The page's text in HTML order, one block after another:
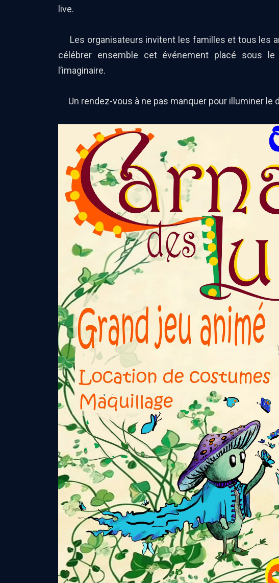
live.
Les organisateurs invitent les familles et tous les
célébrer ensemble cet événement placé sous
l’imaginaire.
Un rendez-vous à ne pas manquer pour illuminer le